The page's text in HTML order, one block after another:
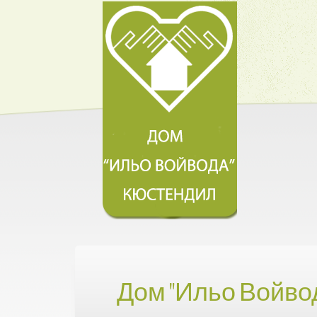
Дом "Ильо